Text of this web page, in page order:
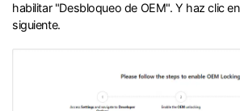
habilitar "Desbloqueo de OEM". Y haz clic
siguiente.